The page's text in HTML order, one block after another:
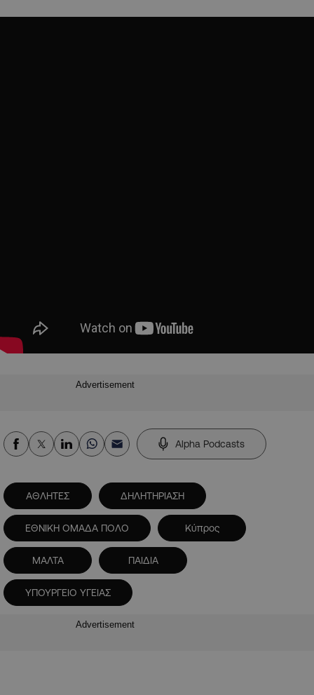
Advertisement
Alpha Podcasts
ΑΘΛΗΤΕΣ ΔΗΛΗΤΗΡΙΑΣΗ
ΕΘΝΙΚΗ ΟΜΑΔΑ ΠΟΛΟ Κύπρος
ΜΑΛΤΑ ΠΑΙΔΙΑ
ΥΠΟΥΡΓΕΙΟ ΥΓΕΙΑΣ
Advertisement